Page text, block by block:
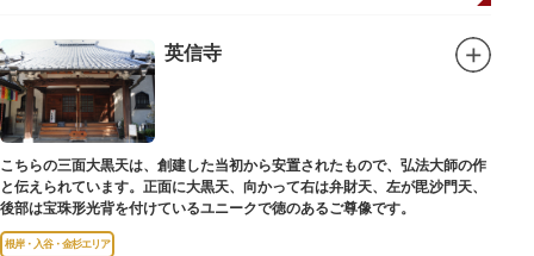
英信寺
こちらの三面大黒天は、創建した当初から安置されたもので、弘法大師の作
と伝えられています。正面に大黒天、向かって右は弁財天、左が毘沙門天、
後部は宝珠形光背を付けているユニークで徳のあるご尊像です。
根岸・入谷・金杉エリア